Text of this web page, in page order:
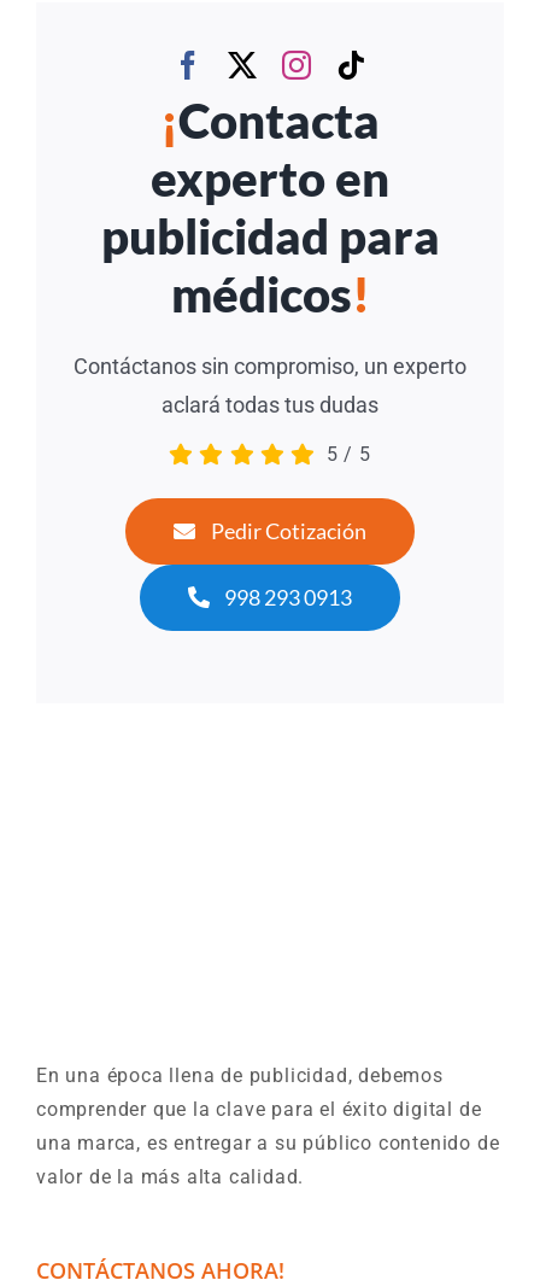
¡Contacta
experto en
publicidad para
médicos!
Contáctanos sin compromiso, un experto
aclará todas tus dudas
5 / 5
Pedir Cotización
998 293 0913
En una época llena de publicidad, debemos
comprender que la clave para el éxito digital de
una marca, es entregar a su público contenido de
valor de la más alta calidad.
CONTÁCTANOS AHORA!